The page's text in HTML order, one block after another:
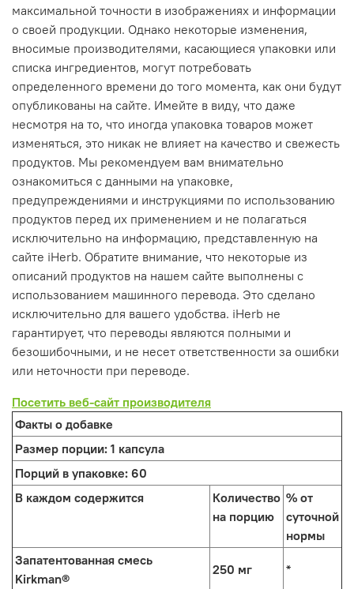
максимальной точности в изображениях и информации
о своей продукции. Однако некоторые изменения,
вносимые производителями, касающиеся упаковки или
списка ингредиентов, могут потребовать
определенного времени до того момента, как они будут
опубликованы на сайте. Имейте в виду, что даже
несмотря на то, что иногда упаковка товаров может
изменяться, это никак не влияет на качество и свежесть
продуктов. Мы рекомендуем вам внимательно
ознакомиться с данными на упаковке,
предупреждениями и инструкциями по использованию
продуктов перед их применением и не полагаться
исключительно на информацию, представленную на
сайте iHerb. Обратите внимание, что некоторые из
описаний продуктов на нашем сайте выполнены с
использованием машинного перевода. Это сделано
исключительно для вашего удобства. iHerb не
гарантирует, что переводы являются полными и
безошибочными, и не несет ответственности за ошибки
или неточности при переводе.
Посетить веб-сайт производителя
Факты о добавке
Размер порции: 1 капсула
Порций в упаковке: 60
В каждом содержится
Количество
на порцию
% от
суточной
нормы
Запатентованная смесь
Kirkman®
250 мг *